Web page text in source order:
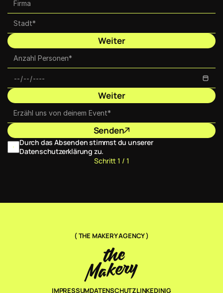
Weiter
Weiter
Senden
Durch das Absenden stimmst du unserer
Datenschutzerklärung zu.
Schritt 1 / 1
( THE MAKERY AGENCY )
IMPRESSUMDATENSCHUTZLINKEDINIG